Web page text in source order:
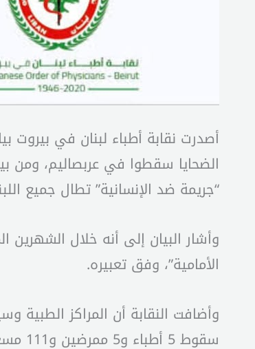
أصدرت نقابة أطباء لبنان في بيروت
الضحايا سقطوا في عربصاليم، ومن
“جريمة ضد الإنسانية” تطال جميع
الأمامية”، وفق تعبيره.
وأضافت النقابة أن المراكز